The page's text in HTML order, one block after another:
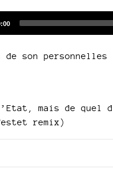
son personnelles
mais de quel
remix)